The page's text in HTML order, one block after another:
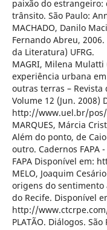
paixão do
trânsito. São Paulo:
MACHADO, Danilo
Fernando Abreu,
da Literatura) UFRG.
MAGRI, Milena Mulatti
experiência urbana
outras terras – Revista
Volume 12 (Jun. 2008)
http://www.uel.br/
MARQUES, Márcia
Além do ponto, de
outro. Cadernos FAPA
FAPA Disponível em:
MELO, Joaquim
origens do sentimento
do Recife. Disponível
http://
PLATÃO. Diálogos.